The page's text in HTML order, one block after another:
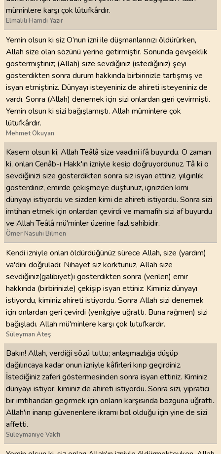
müminlere karşı çok lütufkârdır.
Elmalılı Hamdi Yazır
Yemin olsun ki siz O’nun izni ile düşmanlarınızı öldürürken,
Allah size olan sözünü yerine getirmiştir. Sonunda gevşeklik
göstermiştiniz; (Allah) size sevdiğiniz (istediğiniz) şeyi
gösterdikten sonra durum hakkında birbirinizle tartışmış ve
isyan etmiştiniz. Dünyayı isteyeniniz de ahireti isteyeniniz de
vardı. Sonra (Allah) denemek için sizi onlardan geri çevirmişti.
Yemin olsun ki sizi bağışlamıştı. Allah müminlere çok
lütufkârdır.
Mehmet Okuyan
Kasem olsun ki, Allah Teâlâ size vaadini ifâ buyurdu. O zaman
ki, onları Cenâb-ı Hakk'ın izniyle kesip doğruyordunuz. Tâ ki o
sevdiğinizi size gösterdikten sonra siz isyan ettiniz, yılgınlık
gösterdiniz, emirde çekişmeye düştünüz, içinizden kimi
dünyayı istiyordu ve sizden kimi de ahireti istiyordu. Sonra sizi
imtihan etmek için onlardan çevirdi ve mamafih sizi af buyurdu
ve Allah Teâlâ mü'minler üzerine fazl sahibidir.
Ömer Nasuhi Bilmen
Kendi izniyle onları öldürdüğünüz sürece Allah, size (yardım)
va'dini doğruladı: Nihayet siz korktunuz, Allah size
sevdiğiniz(galibiyet)i gösterdikten sonra (verilen) emir
hakkında (birbirinizle) çekişip isyan ettiniz: Kiminiz dünyayı
istiyordu, kiminiz ahireti istiyordu. Sonra Allah sizi denemek
için onlardan geri çevirdi (yenilgiye uğrattı. Buna rağmen) sizi
bağışladı. Allah mü'minlere karşı çok lutufkardır.
Süleyman Ateş
Bakın! Allah, verdiği sözü tuttu; anlaşmazlığa düşüp
dağılıncaya kadar onun izniyle kâfirleri kırıp geçirdiniz.
İstediğiniz zaferi göstermesinden sonra isyan ettiniz. Kiminiz
dünyayı istiyor, kiminiz de ahireti istiyordu. Sonra sizi, yıpratıcı
bir imtihandan geçirmek için onların karşısında bozguna uğrattı.
Allah'ın inanıp güvenenlere ikramı bol olduğu için yine de sizi
affetti.
Süleymaniye Vakfı